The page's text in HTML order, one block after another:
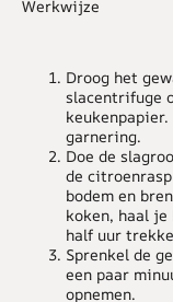
Werkwijze
Droog het
slacentrifuge
garnering.
Doe de
de
bodem en
koken, haal
half uur
Sprenkel de
een paar
opnemen.